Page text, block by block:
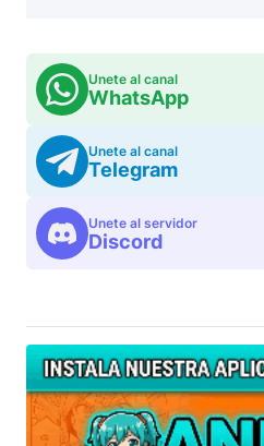
Unete al canal
WhatsApp
Unete al canal
Telegram
Unete al servidor
Discord